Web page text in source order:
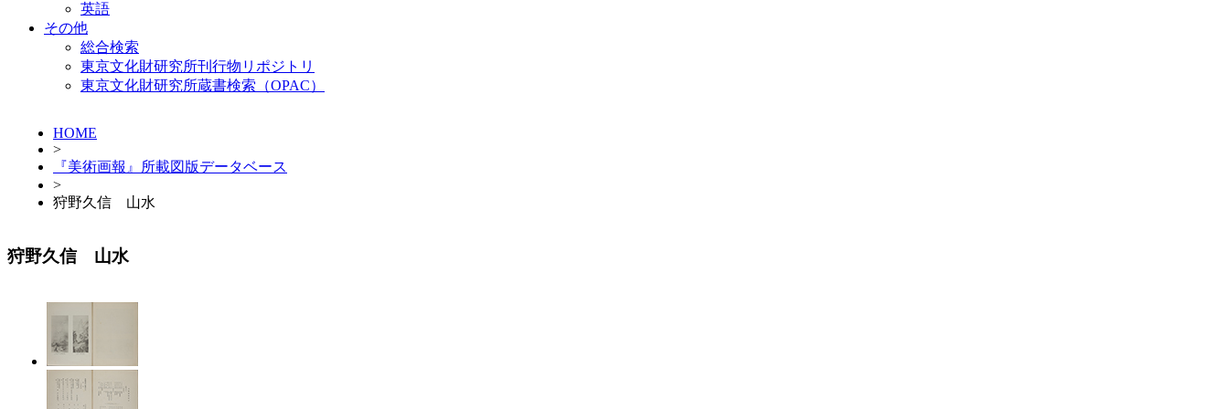
英語
その他
総合検索
東京文化財研究所刊行物リポジトリ
東京文化財研究所蔵書検索（OPAC）
HOME
>
『美術画報』所載図版データベース
>
狩野久信 山水
狩野久信 山水